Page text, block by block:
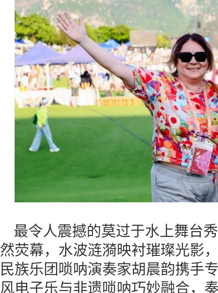
最令人震撼的莫过于水上舞台
然荧幕，水波涟漪映衬璀璨光影
民族乐团唢呐演奏家胡晨韵携手
风电子乐与非遗唢呐巧妙融合，